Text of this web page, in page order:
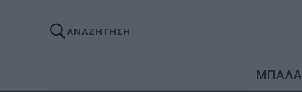
ΑΝΑΖΗΤΗΣΗ
ΜΠΑΛΑ